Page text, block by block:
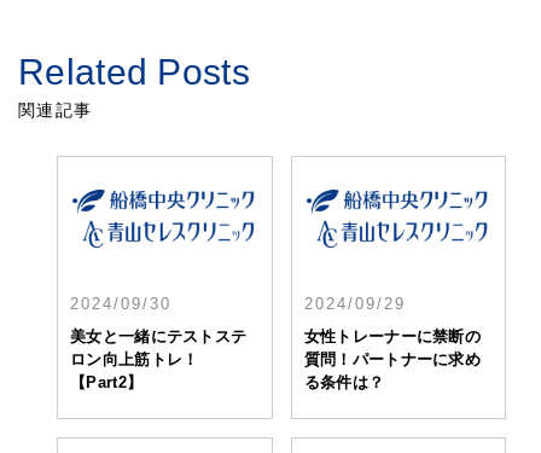
Related Posts
関連記事
2024/09/30
美女と一緒にテストステ
ロン向上筋トレ！
【Part2】
2024/09/29
女性トレーナーに禁断の
質問！パートナーに求め
る条件は？